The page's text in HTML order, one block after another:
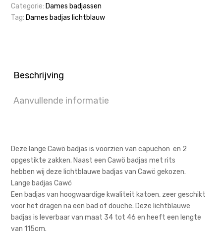
Categorie: Dames badjassen
Tag: Dames badjas lichtblauw
Beschrijving
Aanvullende informatie
Deze lange Cawö badjas is voorzien van capuchon en 2
opgestikte zakken. Naast een Cawö badjas met rits
hebben wij deze lichtblauwe badjas van Cawö gekozen.
Lange badjas Cawö
Een badjas van hoogwaardige kwaliteit katoen, zeer geschikt
voor het dragen na een bad of douche. Deze lichtblauwe
badjas is leverbaar van maat 34 tot 46 en heeft een lengte
van 115cm.